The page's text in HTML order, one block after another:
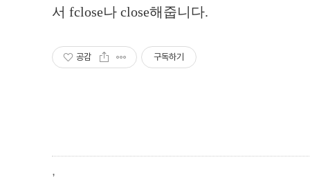
서 fclose나 close해줍니다.
공감 구독하기
,